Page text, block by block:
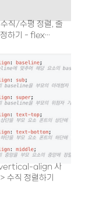
직/수평 정렬, 줄
하기 - flex
vertical-align 사
수직 정렬하기